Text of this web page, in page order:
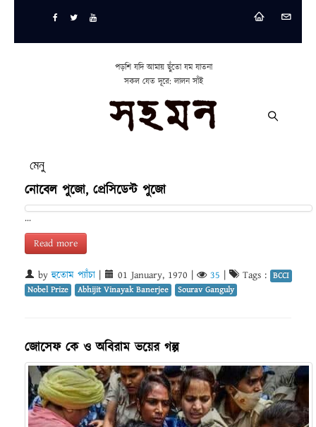
পড়শি যদি আমায় ছুঁতো যম যাতনা
সকল যেত দূরে: লালন সাঁই
মেনু
নোবেল পুজো, প্রেসিডেন্ট পুজো
...
Read more
byহুতোম প্যাঁচা 01 January, 1970 35 Tags : BCCI
Nobel Prize
Abhijit Vinayak Banerjee Sourav Ganguly
জোসেফ কে ও অবিরাম ভয়ের গল্প